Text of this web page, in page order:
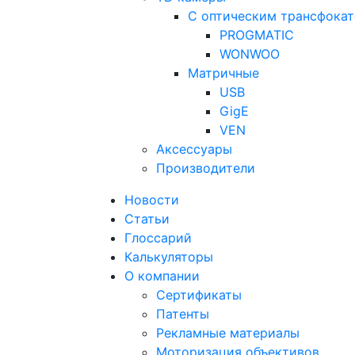
С оптическим
PROGMATIC
WONWOO
Матричные
USB
GigE
VEN
Аксессуары
Производители
Новости
Статьи
Глоссарий
Калькуляторы
О компании
Сертификаты
Патенты
Рекламные материалы
Моторизация объективов